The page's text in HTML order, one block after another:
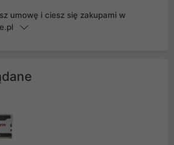
umowę i ciesz się zakupami w